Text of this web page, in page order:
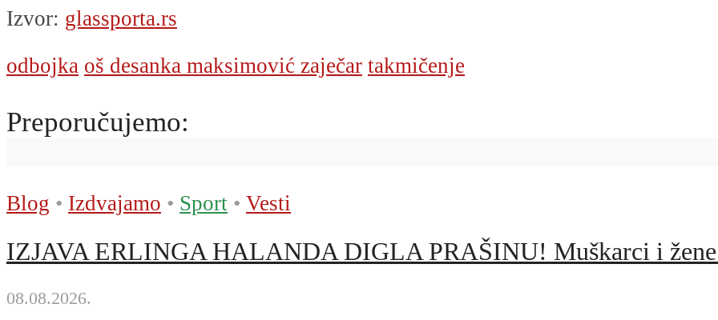
Izvor: glassporta.rs
odbojka oš desanka maksimović zaječar takmičenje
Preporučujemo:
Blog • Izdvajamo • Sport • Vesti
IZJAVA ERLINGA HALANDA DIGLA PRAŠINU! Muškarci i
08.08.2026.